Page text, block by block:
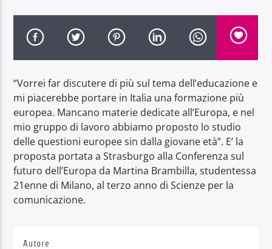
Radio Dolomiti
“Vorrei far discutere di più sul tema dell’educazione e
mi piacerebbe portare in Italia una formazione più
europea. Mancano materie dedicate all’Europa, e nel
mio gruppo di lavoro abbiamo proposto lo studio
delle questioni europee sin dalla giovane età”. E’ la
proposta portata a Strasburgo alla Conferenza sul
futuro dell’Europa da Martina Brambilla, studentessa
21enne di Milano, al terzo anno di Scienze per la
comunicazione.
Autore